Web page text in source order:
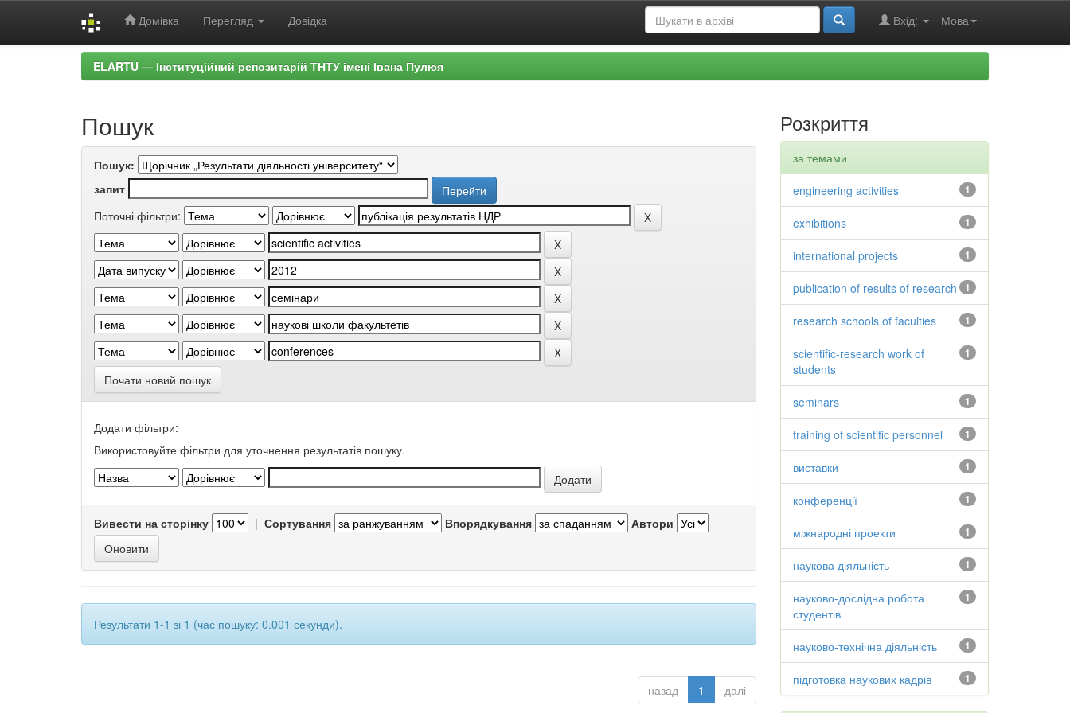
Домівка Перегляд Довідка Мова
Вхід:
ELARTU — Інституційний репозитарій ТНТУ імені Івана Пулюя
Пошук
Пошук:
запит
Поточні фільтри:
Почати новий пошук
Додати фільтри:
Використовуйте фільтри для уточнення результатів пошуку.
Вивести на сторінку | Сортування Впорядкування Автори
Результати 1-1 зі 1 (час пошуку: 0.001 секунди).
назад 1 далі
Розкриття
за темами
1
engineering activities
1
exhibitions
1
international projects
1
publication of results of research
1
research schools of faculties
1
scientific-research work of
students
1
seminars
1
training of scientific personnel
1
виставки
1
конференції
1
міжнародні проекти
1
наукова діяльність
1
науково-дослідна робота
студентів
1
науково-технічна діяльність
1
підготовка наукових кадрів